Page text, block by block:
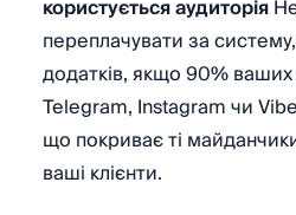
користується аудиторія
переплачувати за
додатків, якщо 90% ваших
Telegram, Instagram чи
що покриває ті
ваші клієнти.